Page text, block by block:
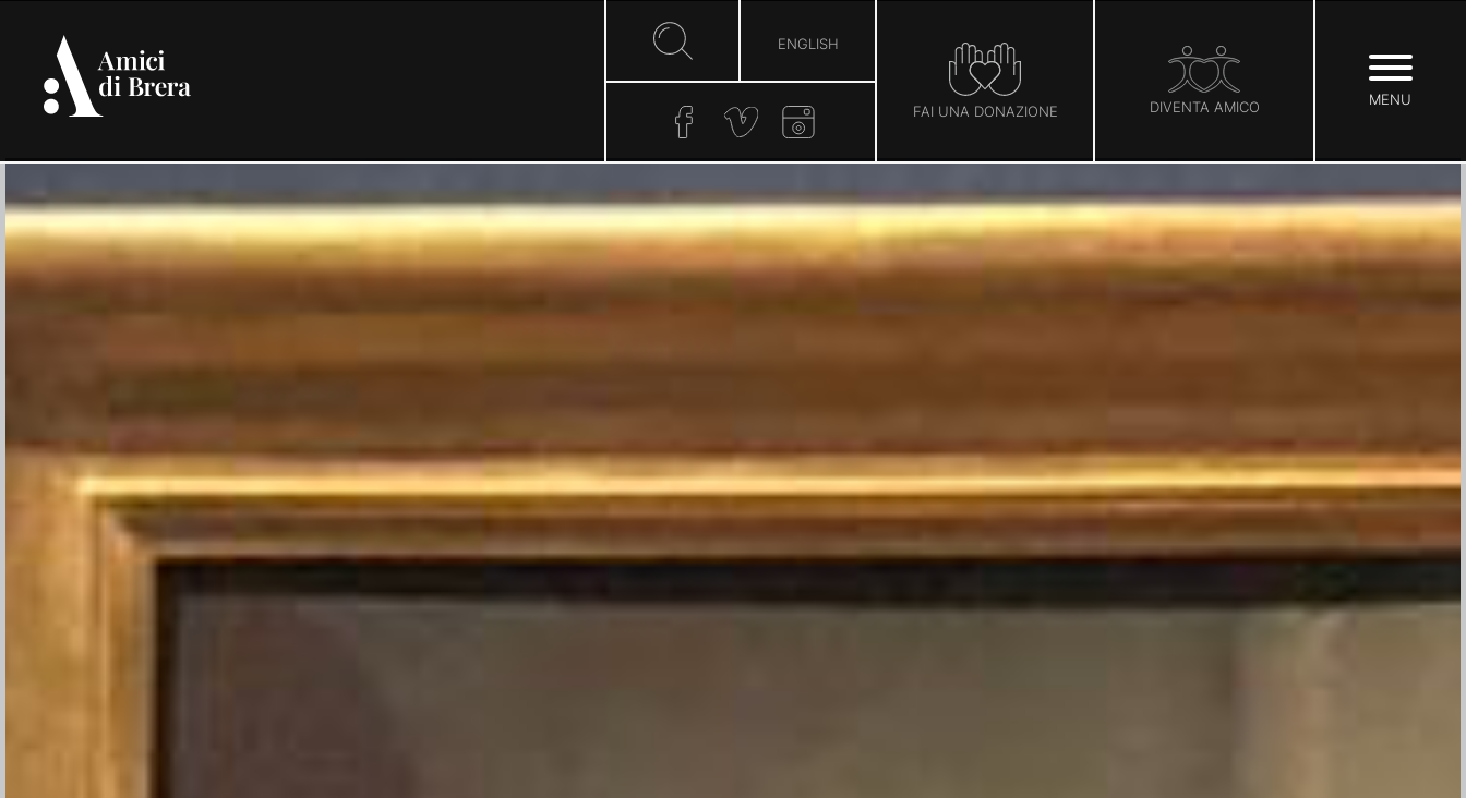
MENU
DIVENTA AMICO
FAI UNA DONAZIONE
ENGLISH